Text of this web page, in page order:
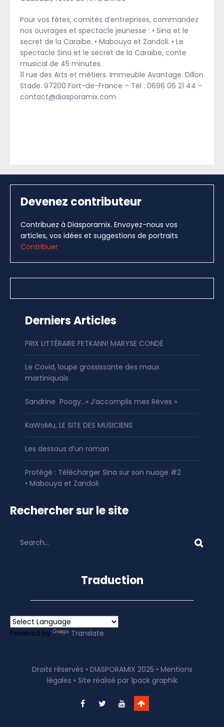
Pour vos fêtes, comités d’entreprises, commandez
nos ouvrages et spectacle jeunesse : • Sina et le
secret de la Caraïbe. • Mabouya et Zandoli. • Le
spectacle Sina et le secret de la Caraïbe, conte
musical de 45 minutes.
11 rue des Arts et métiers. Immeuble Avantage. Dillon
Stade. 97200 Fort-de-France – Tél : 0696 06 21 44 –
contact@diasporamix.com
Devenez contributeur
Contribuez à Diasporamix. Envoyez-nous vos
articles, vos idées et suggestions de portraits
Contribuer
Derniers Articles
PRIX LITTÉRAIRE FETKANN! MARYSE CONDÉ
Le Covid, loupe grossissante des maux
martiniquais
Sandrine Poogy…« J’accomplis mes Rêves »
KaWoMu, LE SITE DES MUSICIENS
Les dessous d’un roman
Protégé : Télécharger Sina sur son nuage #2
• Mabouya et Zandoli
Rechercher sur le site
Traduction
Powered by Translate
Droits réservés • DIASPORAMIX 2025 • Mentions
légales • Site réalisé par 1pack graphik